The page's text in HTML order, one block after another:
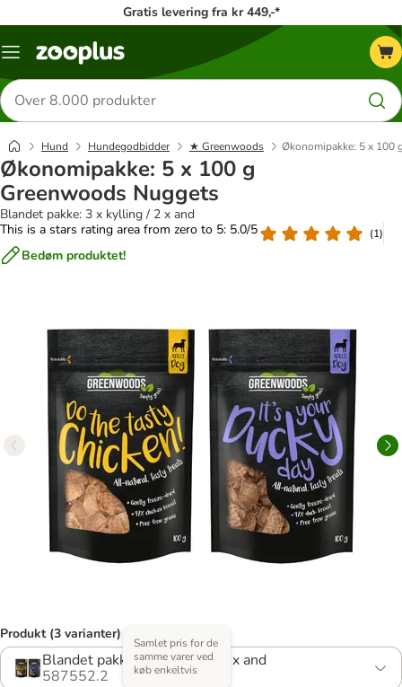
Gratis levering fra kr 449,-*
Menu
Søg
efter
produkter
Hund Hundegodbidder ★ Greenwoods Økonomipakke: 5 x 100
Økonomipakke: 5 x 100 g
Greenwoods Nuggets
Blandet pakke: 3 x kylling / 2 x and
This is a stars rating area from zero to 5: 5.0/5
(1)
Bedøm produktet!
Produkt (3 varianter)
Blandet pakke: 3 x kylling / 2 x and
587552.2
Samlet pris for de
samme varer ved
køb enkeltvis